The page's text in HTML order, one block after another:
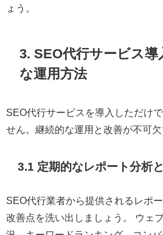
ょう。
3. SEO代行サービス導
な運用方法
SEO代行サービスを導入しただけ
せん。継続的な運用と改善が不可欠
3.1 定期的なレポート分析
SEO代行業者から提供されるレポ
改善点を洗い出しましょう。 ウェ